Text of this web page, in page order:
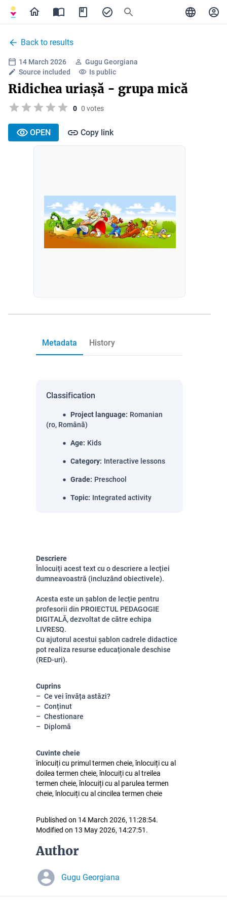
Back to results
14 March 2026
Gugu Georgiana
Source included
Is public
Ridichea uriașă - grupa mică
0 0 votes
OPEN Copy link
Metadata History
Classification
Project language: Romanian
(ro, Română)
Age: Kids
Category: Interactive lessons
Grade: Preschool
Topic: Integrated activity
Descriere
Înlocuiți acest text cu o descriere a lecției
dumneavoastră (incluzând obiectivele).
Acesta este un șablon de lecție pentru
profesorii din PROIECTUL PEDAGOGIE
DIGITALĂ, dezvoltat de către echipa
LIVRESQ.
Cu ajutorul acestui șablon cadrele didactice
pot realiza resurse educaționale deschise
(RED-uri).
Cuprins
Ce vei învăța astăzi?
Conținut
Chestionare
Diplomă
Cuvinte cheie
înlocuiți cu primul termen cheie, înlocuiți cu al
doilea termen cheie, înlocuiți cu al treilea
termen cheie, înlocuiți cu al parulea termen
cheie, înlocuiți cu al cincilea termen cheie
Published on 14 March 2026, 11:28:54.
Modified on 13 May 2026, 14:27:51.
Author
Gugu Georgiana